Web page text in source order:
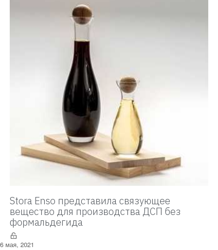
Stora Enso представила связующее
вещество для производства ДСП без
формальдегида
6 мая, 2021